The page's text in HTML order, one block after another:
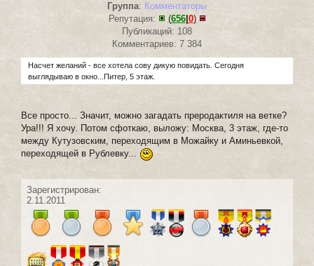
Группа: Комментаторы
Репутация:
(656| 0)
Публикаций: 108
Комментариев: 7 384
Насчет желаний - все хотела сову дикую повидать. Сегодня
выглядываю в окно...Питер, 5 этаж.
Все просто... Значит, можно загадать преродактиля на ветке?
Ура!!! Я хочу. Потом сфоткаю, выложу: Москва, 3 этаж, где-то
между Кутузовским, переходящим в Можайку и Аминьевкой,
переходящей в Рублевку...
Зарегистрирован:
2.11.2011